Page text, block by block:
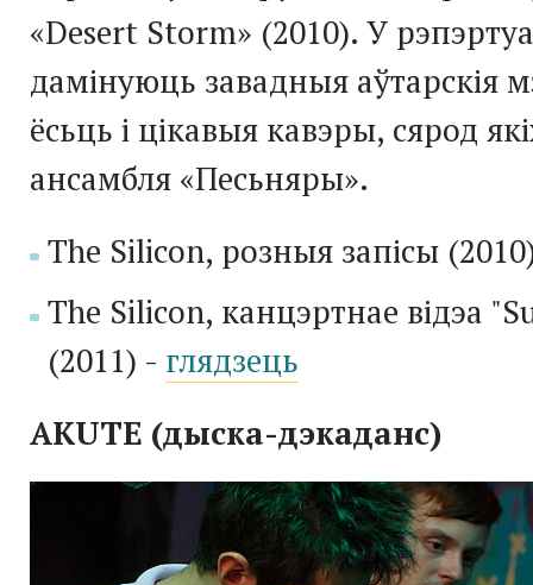
«Desert Storm» (2010). У
дамінуюць завадныя аўтарскія
ёсьць і цікавыя кавэры, сярод
ансамбля «Песьняры».
The Silicon, розныя запісы
The Silicon, канцэртнае відэа "
(2011) - глядзець
AKUTE (дыска-дэкаданс)